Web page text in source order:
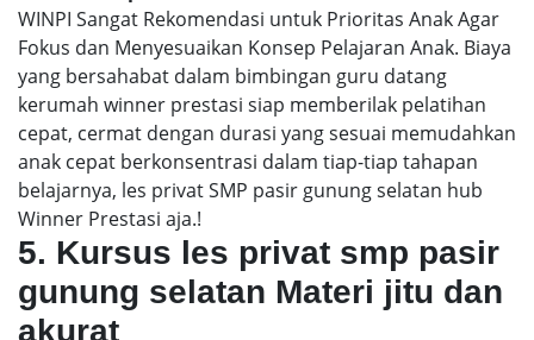
WINPI Sangat Rekomendasi untuk Prioritas Anak Agar
Fokus dan Menyesuaikan Konsep Pelajaran Anak. Biaya
yang bersahabat dalam bimbingan guru datang
kerumah winner prestasi siap memberilak pelatihan
cepat, cermat dengan durasi yang sesuai memudahkan
anak cepat berkonsentrasi dalam tiap-tiap tahapan
belajarnya, les privat SMP pasir gunung selatan hub
Winner Prestasi aja.!
5. Kursus les privat smp pasir
gunung selatan Materi jitu dan
akurat